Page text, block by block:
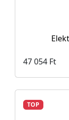
47 054 Ft
TOP